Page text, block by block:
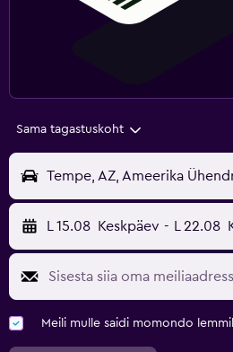
Sama tagastuskoht
Tempe, AZ, Ameerika
L 15.08 Keskpäev - L 22.08
Meili mulle saidi momondo